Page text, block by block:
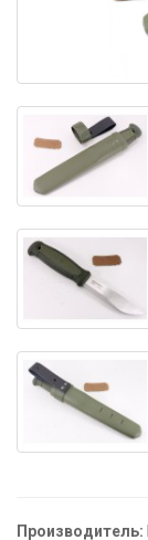
Производитель: